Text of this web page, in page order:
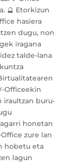
🔮 Etorkizun
hasiera
dugu, non
iragana
talde-lana
Officeekin
iraultzan buru-
honetan
zure lan
hobetu eta
lagun